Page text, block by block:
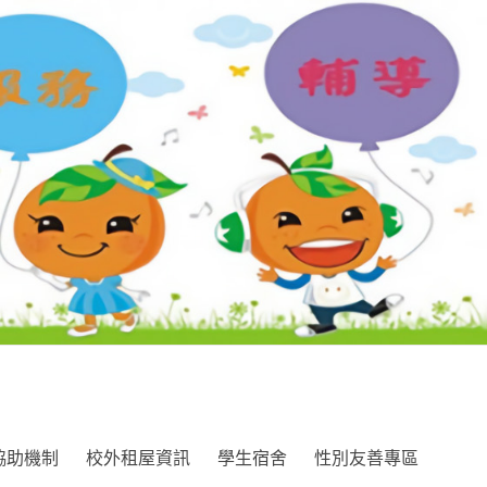
助機制 校外租屋資訊 學生宿舍 性別友善專區